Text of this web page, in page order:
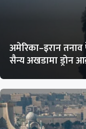
अमेरिका–इरान
सैन्य अखडामा ड्रोन